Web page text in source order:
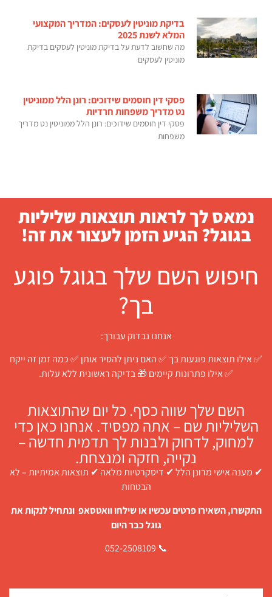
בדיקת מוניטין לעסקים: המדריך המקצועי
המלא לשנת 2025
מה שחשוב לדעת על בדיקת מוניטין לעסקים בדיקת
מוניטין לעסקים
פסקי דין חוסמים שידוכים: רונן הלל ממוניטין
נט מדריך משפחות חרדיות
פסקי דין חוסמים שידוכים: רונן הלל ממוניטין נט מדריך
משפחות
נמאס לך לראות תוצאות שליליות
בגוגל? הגיע הזמן לעצור את זה!
חיפוש השם שלך בגוגל פוגע
בך?
אנחנו נבדוק עבורך:
✅ אילו תוצאות פוגעות בך ✅ האם ניתן להסיר אותן ✅ כמה זמן זה ייקח
✅ אילו פתרונות קיימים 🎁 בדיקה ראשונית ללא עלות.
השם שלך שווה כסף. כל יום שהתוצאות
השליליות שם – אתה מפסיד. אנחנו כאן כדי
למחוק, לדחוק ולבנות לך תדמית חדשה –
נקייה, חזקה ומנצחת.
✔ מענה אישי מרונן הלל ✔ דיסקרטיות מלאה ✔ תוצאות אמיתיות – לא
הבטחות
התקשרו, השאירו פרטים עכשיו או שילחו וואטסאפ ונתחיל לנקות את
גוגל כבר היום
📞 052-2508109